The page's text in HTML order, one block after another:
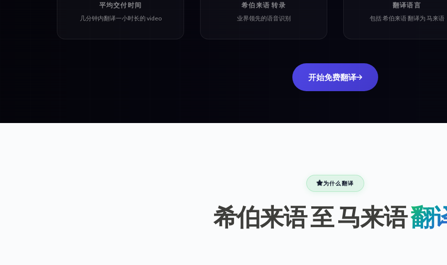
平均交付时间
几分钟内翻译一小时长的 video
希伯来语 转录
业界领先的语音识别
翻译语言
包括 希伯来语 翻译为 马来语
开始免费翻译
为什么翻译
希伯来语 至 马来语翻